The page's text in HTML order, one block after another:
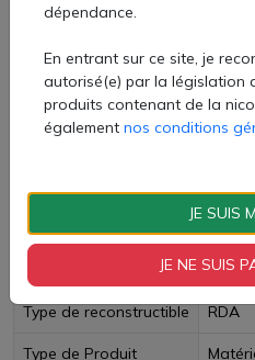
Quantité
AJOUTER À
Paiement
Fiche technique
Type de reconstructible RDA
Type de Produit
dépendance.
En entrant sur ce site, je
autorisé(e) par la législation
produits contenant de la
également nos conditions
JE SUIS
JE NE SUIS